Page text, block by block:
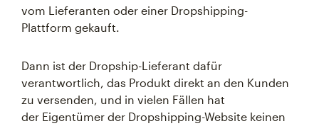
vom Lieferanten oder einer Dropshipping-
Plattform gekauft.
Dann ist der Dropship-Lieferant dafür
verantwortlich, das Produkt direkt an den Kunden
zu versenden, und in vielen Fällen hat
der Eigentümer der Dropshipping-Website keinen